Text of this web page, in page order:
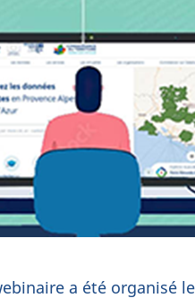
a été organisé